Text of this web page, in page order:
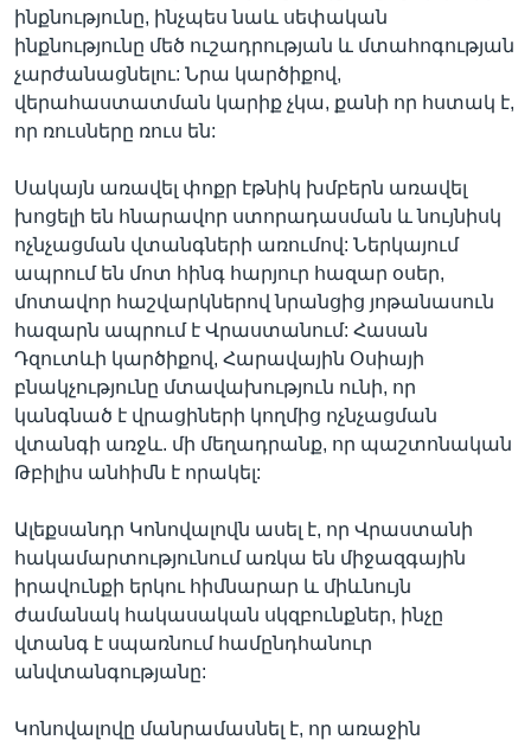
ինքնությունը, ինչպես նաև սեփական
ինքնությունը մեծ ուշադրության և մտահոգության
չարժանացնելու: Նրա կարծիքով,
վերահաստատման կարիք չկա, քանի որ հստակ է,
որ ռուսները ռուս են:
Սակայն առավել փոքր էթնիկ խմբերն առավել
խոցելի են հնարավոր ստորադասման և նույնիսկ
ոչնչացման վտանգների առումով: Ներկայում
ապրում են մոտ հինգ հարյուր հազար օսեր,
մոտավոր հաշվարկներով նրանցից յոթանասուն
հազարն ապրում է Վրաստանում: Հասան
Դզուտևի կարծիքով, Հարավային Օսիայի
բնակչությունը մտավախություն ունի, որ
կանգնած է վրացիների կողմից ոչնչացման
վտանգի առջև. մի մեղադրանք, որ պաշտոնական
Թբիլիս անհիմն է որակել:
Ալեքսանդր Կոնովալովն ասել է, որ Վրաստանի
հակամարտությունում առկա են միջազգային
իրավունքի երկու հիմնարար և միևնույն
ժամանակ հակասական սկզբունքներ, ինչը
վտանգ է սպառնում համընդհանուր
անվտանգությանը:
Կոնովալովը մանրամասնել է, որ առաջին